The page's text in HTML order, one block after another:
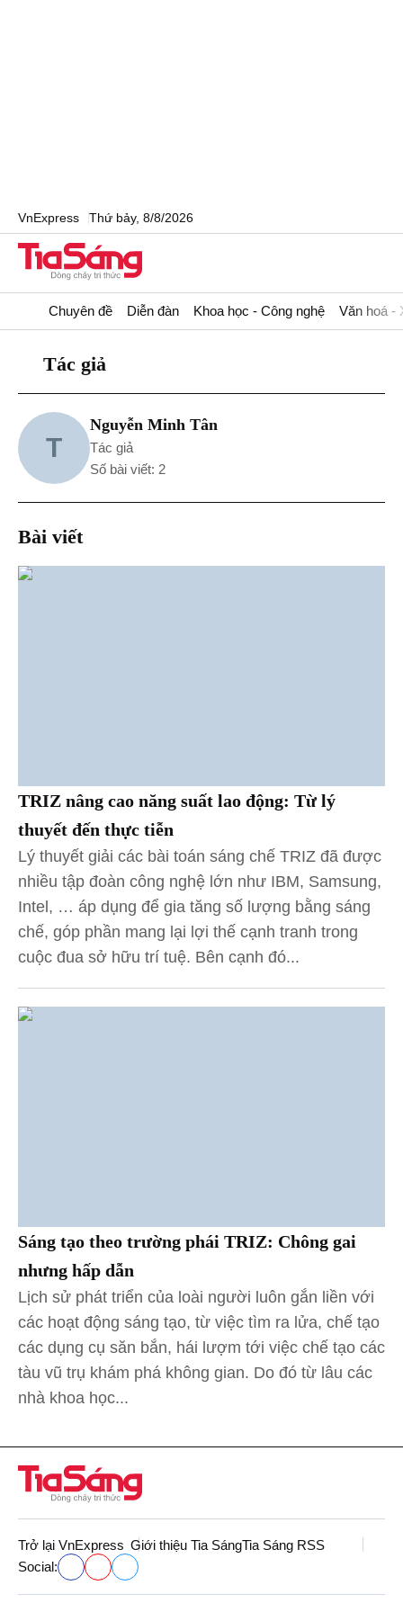
VnExpress Thứ bảy, 8/8/2026
Chuyên đề Diễn đàn Khoa học - Công nghệ Văn hoá -
Tác giả
T
Nguyễn Minh Tân
Tác giả
Số bài viết: 2
Bài viết
TRIZ nâng cao năng suất lao động: Từ lý
thuyết đến thực tiễn
Lý thuyết giải các bài toán sáng chế TRIZ đã được
nhiều tập đoàn công nghệ lớn như IBM, Samsung,
Intel, … áp dụng để gia tăng số lượng bằng sáng
chế, góp phần mang lại lợi thế cạnh tranh trong
cuộc đua sở hữu trí tuệ. Bên cạnh đó...
Sáng tạo theo trường phái TRIZ: Chông gai
nhưng hấp dẫn
Lịch sử phát triển của loài người luôn gắn liền với
các hoạt động sáng tạo, từ việc tìm ra lửa, chế tạo
các dụng cụ săn bắn, hái lượm tới việc chế tạo các
tàu vũ trụ khám phá không gian. Do đó từ lâu các
nhà khoa học...
Trở lại VnExpress Giới thiệu Tia SángTia Sáng RSS
Social: